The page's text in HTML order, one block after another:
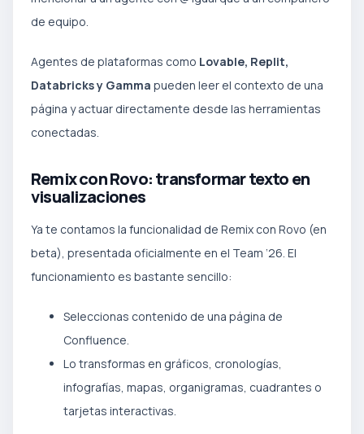
de equipo.
Agentes de plataformas como Lovable, Replit,
Databricks y Gamma pueden leer el contexto de una
página y actuar directamente desde las herramientas
conectadas.
Remix con Rovo: transformar texto en
visualizaciones
Ya te contamos la funcionalidad de Remix con Rovo (en
beta), presentada oficialmente en el Team ‘26. El
funcionamiento es bastante sencillo:
Seleccionas contenido de una página de
Confluence.
Lo transformas en gráficos, cronologías,
infografías, mapas, organigramas, cuadrantes o
tarjetas interactivas.